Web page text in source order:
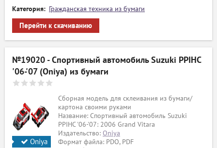
Категория: Гражданская техника из бумаги
Перейти к скачиванию
№19020 - Спортивный автомобиль Suzuki PPIHC
'06-'07 (Oniya) из бумаги
Oniya
Сборная модель для склеивания из бумаги/
картона своими руками
Название: Спортивный автомобиль Suzuki
PPIHC '06-'07: 2006 Grand Vitara
Издательство: Oniya
Формат файла: PDO, PDF